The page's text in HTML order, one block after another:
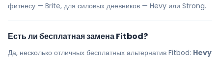
фитнесу — Brite, для силовых дневников — Hevy или Strong.
Есть ли бесплатная замена Fitbod?
Да, несколько отличных бесплатных альтернатив Fitbod: Hevy